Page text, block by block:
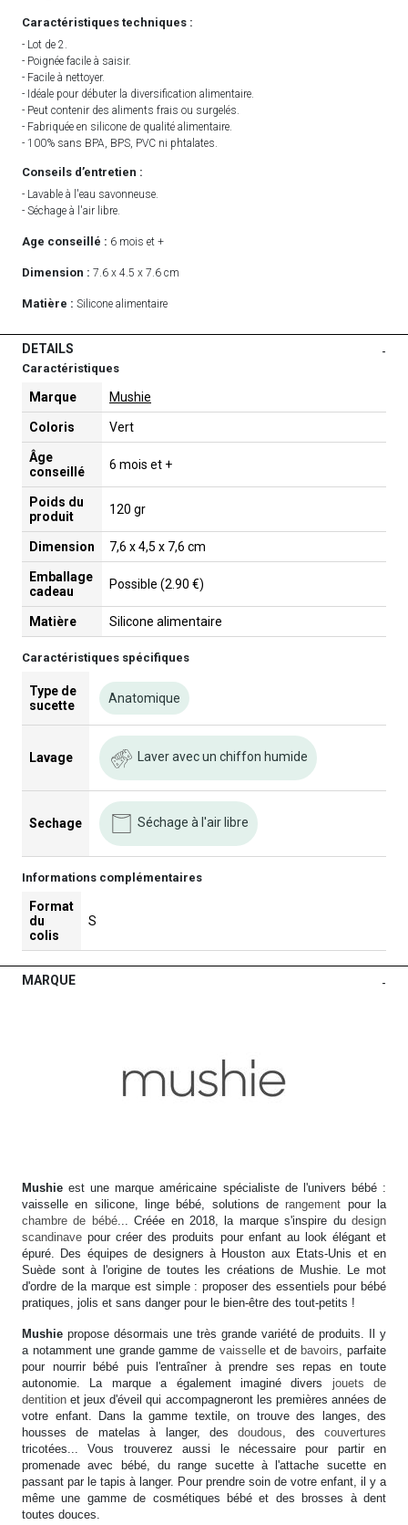
Caractéristiques techniques :
- Lot de 2.
- Poignée facile à saisir.
- Facile à nettoyer.
- Idéale pour débuter la diversification alimentaire.
- Peut contenir des aliments frais ou surgelés.
- Fabriquée en silicone de qualité alimentaire.
- 100% sans BPA, BPS, PVC ni phtalates.
Conseils d’entretien :
- Lavable à l'eau savonneuse.
- Séchage à l'air libre.
Age conseillé : 6 mois et +
Dimension : 7.6 x 4.5 x 7.6 cm
Matière : Silicone alimentaire
DETAILS -
Caractéristiques
Marque Mushie
Coloris Vert
Âge
conseillé
6 mois et +
Poids du
produit
120 gr
Dimension 7,6 x 4,5 x 7,6 cm
Emballage
cadeau
Possible (2.90 €)
Matière Silicone alimentaire
Caractéristiques spécifiques
Type de
sucette
Anatomique
Lavage Laver avec un chiffon humide
Sechage Séchage à l'air libre
Informations complémentaires
Format
du
colis
S
MARQUE -
Mushie est une marque américaine spécialiste de l'univers bébé :
vaisselle en silicone, linge bébé, solutions derangement pour la
chambre de bébé... Créée en 2018, la marque s'inspire dudesign
scandinave pour créer des produits pour enfant au look élégant et
épuré. Des équipes de designers à Houston aux Etats-Unis et en
Suède sont à l'origine de toutes les créations de Mushie. Le mot
d'ordre de la marque est simple : proposer des essentiels pour bébé
pratiques, jolis et sans danger pour le bien-être des tout-petits !
Mushie propose désormais une très grande variété de produits. Il y
a notamment une grande gamme de vaisselleet de bavoirs , parfaite
pour nourrir bébé puis l'entraîner à prendre ses repas en toute
autonomie. La marque a également imaginé divers jouets de
dentition et jeux d'éveil qui accompagneront les premières années de
votre enfant. Dans la gamme textile, on trouve des langes, des
housses de matelas à langer, desdoudous , des couvertures
tricotées... Vous trouverez aussi le nécessaire pour partir en
promenade avec bébé, du range sucette à l'attache sucette en
passant par le tapis à langer. Pour prendre soin de votre enfant, il y a
même une gamme de cosmétiques bébé et des brosses à dent
toutes douces.